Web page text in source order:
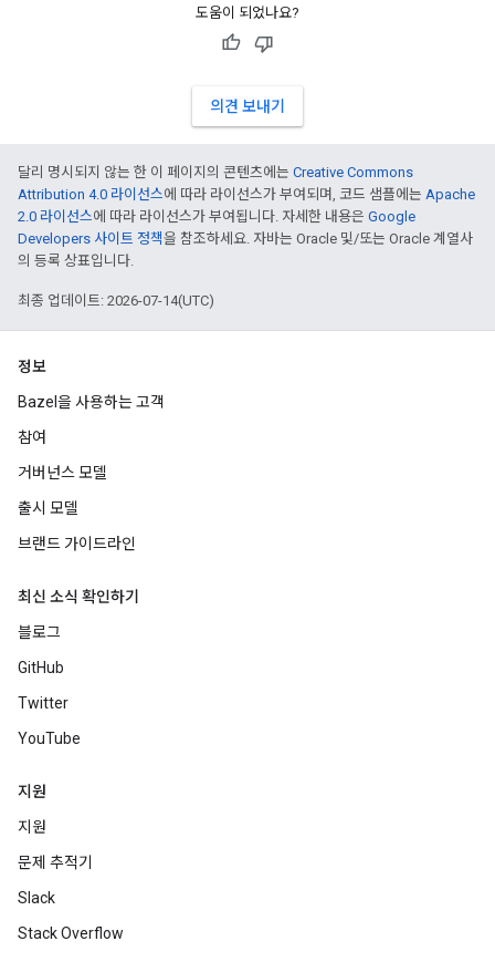
도움이 되었나요?
의견 보내기
달리 명시되지 않는 한 이 페이지의 콘텐츠에는 Creative Commons
Attribution 4.0 라이선스에 따라 라이선스가 부여되며, 코드 샘플에는 Apache
2.0 라이선스에 따라 라이선스가 부여됩니다. 자세한 내용은 Google
Developers 사이트 정책을 참조하세요. 자바는 Oracle 및/또는 Oracle 계열사
의 등록 상표입니다.
최종 업데이트: 2026-07-14(UTC)
정보
Bazel을 사용하는 고객
참여
거버넌스 모델
출시 모델
브랜드 가이드라인
최신 소식 확인하기
블로그
GitHub
Twitter
YouTube
지원
지원
문제 추적기
Slack
Stack Overflow